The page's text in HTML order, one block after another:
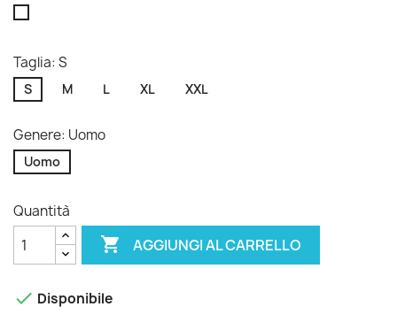
Taglia: S
S M L XL XXL
Genere: Uomo
Uomo
Quantità
 AGGIUNGI AL CARRELLO
 Disponibile